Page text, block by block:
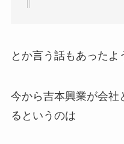
とか言う話もあったよ
今から吉本興業が会社
るというのは